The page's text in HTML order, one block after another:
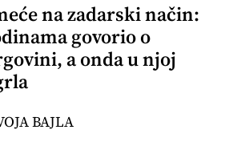
na zadarski način:
govorio o
a onda u njoj
BAJLA